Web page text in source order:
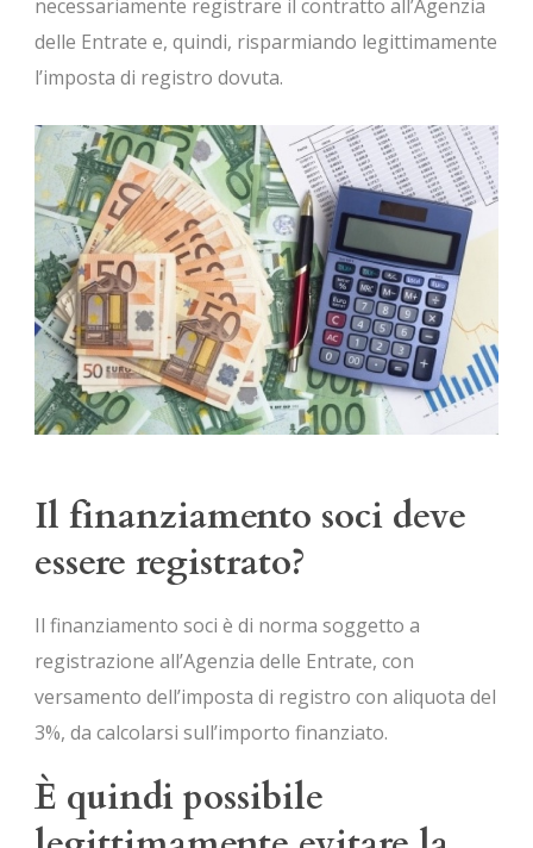
necessariamente registrare il contratto all’Agenzia
delle Entrate e, quindi, risparmiando legittimamente
l’imposta di registro dovuta.
Il finanziamento soci deve
essere registrato?
Il finanziamento soci è di norma soggetto a
registrazione all’Agenzia delle Entrate, con
versamento dell’imposta di registro con aliquota del
3%, da calcolarsi sull’importo finanziato.
È quindi possibile